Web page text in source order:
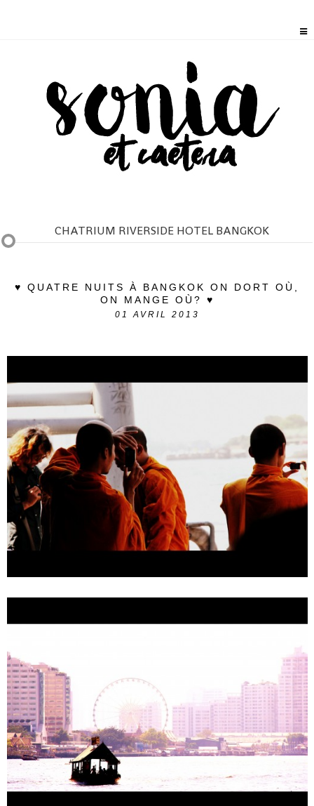
CHATRIUM RIVERSIDE HOTEL BANGKOK
♥ QUATRE NUITS À BANGKOK ON DORT OÙ,
ON MANGE OÙ? ♥
01 AVRIL 2013